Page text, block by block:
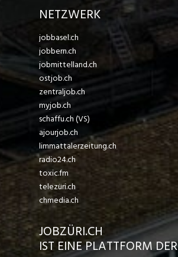
NETZWERK
jobbasel.ch
jobbern.ch
jobmittelland.ch
ostjob.ch
zentraljob.ch
myjob.ch
schaffu.ch (VS)
ajourjob.ch
limmattalerzeitung.ch
radio24.ch
toxic.fm
telezüri.ch
chmedia.ch
JOBZÜRI.CH
IST EINE PLATTFORM DER